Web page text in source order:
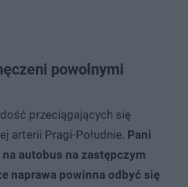
powolnymi
przeciągających się
arterii Pragi-Południe. Pani
autobus na zastępczym
naprawa powinna odbyć się